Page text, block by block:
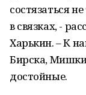
состязаться
в связках, -
Харькин. – К
Бирска,
достойные.